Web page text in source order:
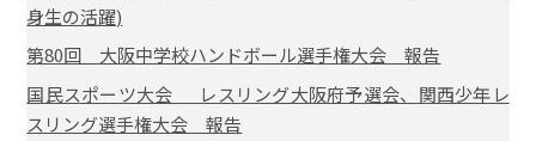
身生の活躍)
第80回 大阪中学校ハンドボール選手権大会 報告
国民スポーツ大会 レスリング大阪府予選会、関西少年レ
スリング選手権大会 報告